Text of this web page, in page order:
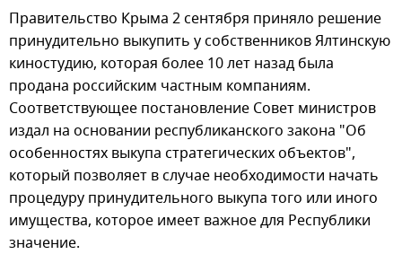
Правительство Крыма 2 сентября приняло решение
принудительно выкупить у собственников Ялтинскую
киностудию, которая более 10 лет назад была
продана российским частным компаниям.
Соответствующее постановление Совет министров
издал на основании республиканского закона "Об
особенностях выкупа стратегических объектов",
который позволяет в случае необходимости начать
процедуру принудительного выкупа того или иного
имущества, которое имеет важное для Республики
значение.